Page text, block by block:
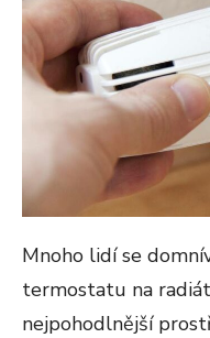
Mnoho lidí se
termostatu na
nejpohodlnější